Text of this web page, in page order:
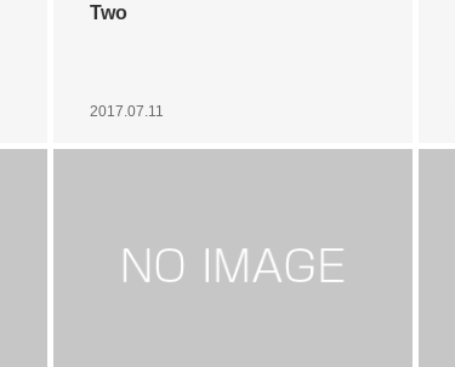
Two
2017.07.11